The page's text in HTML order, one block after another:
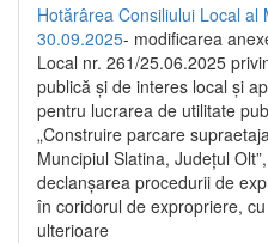
Hotărârea Consiliului Local al
30.09.2025- modificarea
Local nr. 261/25.06.2025
publică şi de interes local şi
pentru lucrarea de utilitate
„Construire parcare
Muncipiul Slatina, Judeţul
declanşarea procedurii de
în coridorul de expropriere,
ulterioare